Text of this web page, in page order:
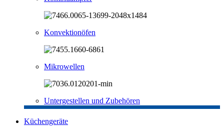
Konvektionöfen
Mikrowellen
Untergestellen und Zubehören
Küchengeräte